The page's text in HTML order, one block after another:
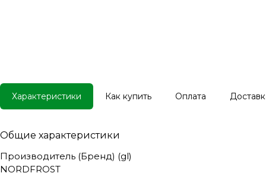
Характеристики Как купить Оплата
Общие характеристики
Производитель (Бренд) (gl)
NORDFROST